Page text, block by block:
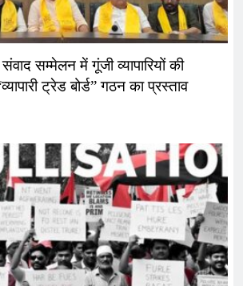
संवाद सम्मेलन में गूंजी व्यापारियों की
ट्रेड बोर्ड” गठन का प्रस्ताव